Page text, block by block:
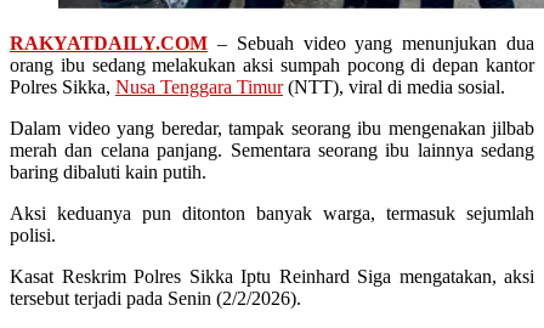
RAKYATDAILY.COM – Sebuah video yang menunjukan dua
orang ibu sedang melakukan aksi sumpah pocong di depan kantor
Polres Sikka, Nusa Tenggara Timur(NTT), viral di media sosial.
Dalam video yang beredar, tampak seorang ibu mengenakan jilbab
merah dan celana panjang. Sementara seorang ibu lainnya sedang
baring dibaluti kain putih.
Aksi keduanya pun ditonton banyak warga, termasuk sejumlah
polisi.
Kasat Reskrim Polres Sikka Iptu Reinhard Siga mengatakan, aksi
tersebut terjadi pada Senin (2/2/2026).